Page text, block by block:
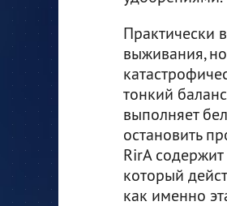
Практически
выживания,
тонкий
выполняет
остановить
RirA
который
как именно